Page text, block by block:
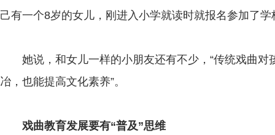
己有一个8岁的女儿，刚进入小学就读时就报名参加了
她说，和女儿一样的小朋友还有不少，“传统戏曲对
冶，也能提高文化素养”。
戏曲教育发展要有“普及”思维